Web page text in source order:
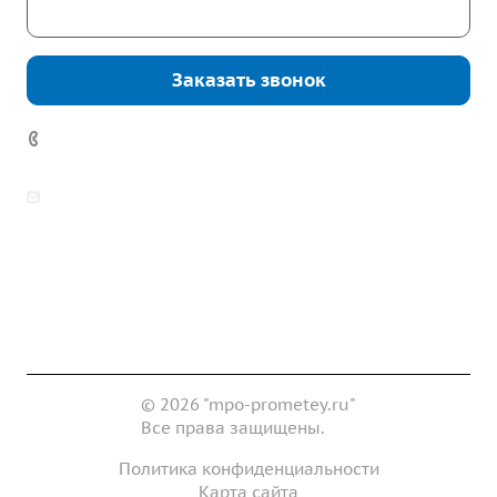
Заказать звонок
© 2026 "mpo-prometey.ru"
Все права защищены.
Политика конфиденциальности
Карта сайта